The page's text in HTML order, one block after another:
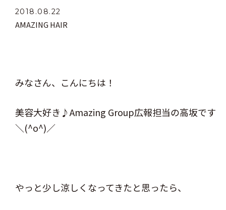
2018.08.22
AMAZING HAIR
みなさん、こんにちは！
美容大好き♪Amazing Group広報担当の高坂です
＼(^o^)／
やっと少し涼しくなってきたと思ったら、